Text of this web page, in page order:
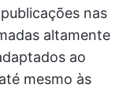
nas
altamente
ao
mesmo às